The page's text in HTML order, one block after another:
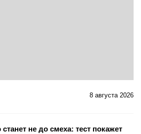
8 августа 2026
не до смеха: тест покажет